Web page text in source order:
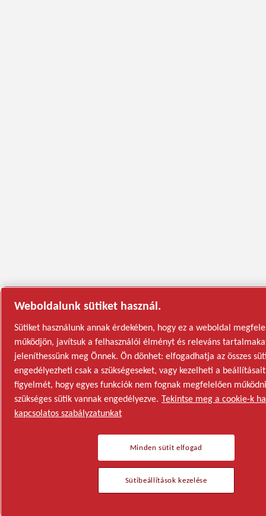
Weboldalunk sütiket használ.
Sütiket használunk annak érdekében, hogy ez a weboldal
működjön, javítsuk a felhasználói élményt és releváns
jeleníthessünk meg Önnek. Ön dönhet: elfogadhatja az összes
engedélyezheti csak a szükségeseket, vagy kezelheti a
figyelmét, hogy egyes funkciók nem fognak megfelelően
szükséges sütik vannak engedélyezve. Tekintse meg a cookie-k
kapcsolatos szabályzatunkat
Minden sütit elfogad
Sütibeállítások kezelése